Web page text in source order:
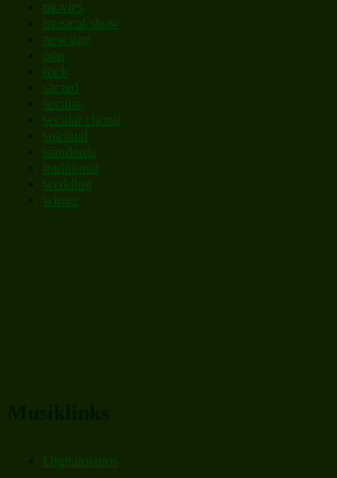
movies
musical/show
new age
pop
rock
sacred
secular
secular choral
spiritual
standards
traditional
wedding
winter
Digitalpianos